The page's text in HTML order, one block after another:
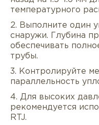
температурного
2. Выполните один
снаружи. Глубина
обеспечивать
трубы.
3. Контролируйте
параллельность
4. Для высоких
рекомендуется
RTJ.